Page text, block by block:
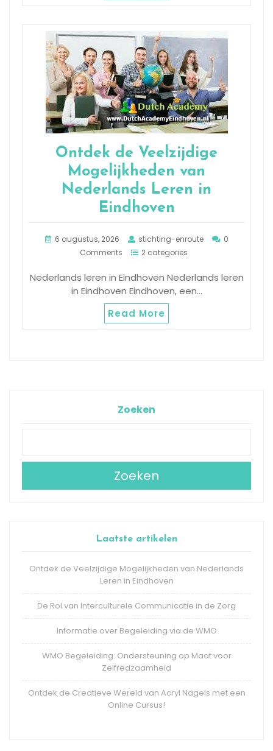
Ontdek de Veelzijdige
Mogelijkheden van
Nederlands Leren in
Eindhoven
6 augustus, 2026 stichting-enroute
0
Comments
2 categories
Nederlands leren in Eindhoven Nederlands leren
in Eindhoven Eindhoven, een…
Read More
Zoeken
Zoeken
Laatste artikelen
Ontdek de Veelzijdige Mogelijkheden van Nederlands
Leren in Eindhoven
De Rol van Interculturele Communicatie in de Zorg
Informatie over Begeleiding via de WMO
WMO Begeleiding: Ondersteuning op Maat voor
Zelfredzaamheid
Ontdek de Creatieve Wereld van Acryl Nagels met een
Online Cursus!